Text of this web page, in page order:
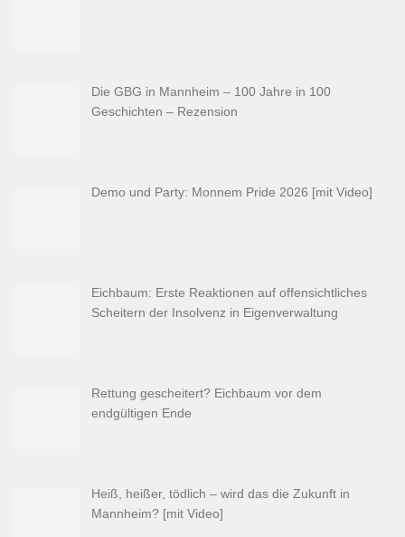
Die GBG in Mannheim – 100 Jahre in 100
Geschichten – Rezension
Demo und Party: Monnem Pride 2026 [mit Video]
Eichbaum: Erste Reaktionen auf offensichtliches
Scheitern der Insolvenz in Eigenverwaltung
Rettung gescheitert? Eichbaum vor dem
endgültigen Ende
Heiß, heißer, tödlich – wird das die Zukunft in
Mannheim? [mit Video]